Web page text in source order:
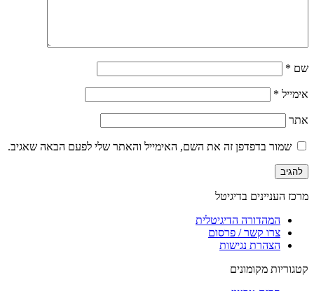
שם *
אימייל *
אתר
שמור בדפדפן זה את השם, האימייל והאתר שלי לפעם הבאה שאגיב.
מרכז העניינים בדיגיטל
המהדורה הדיגיטלית
צרו קשר / פרסום
הצהרת נגישות
קטגוריות מקומונים